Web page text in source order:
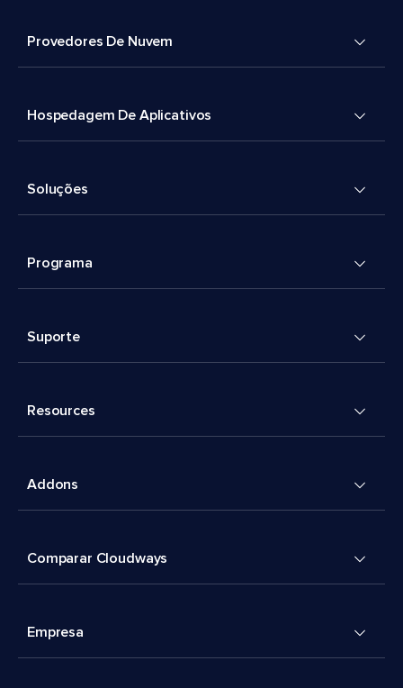
Provedores De Nuvem
Hospedagem De Aplicativos
Soluções
Programa
Suporte
Resources
Addons
Comparar Cloudways
Empresa